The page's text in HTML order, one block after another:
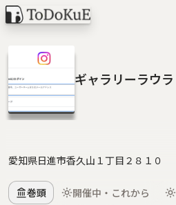
ギャラリーラウラ
愛知県日進市香久山１丁目２８１０
巻頭 開催中・これから